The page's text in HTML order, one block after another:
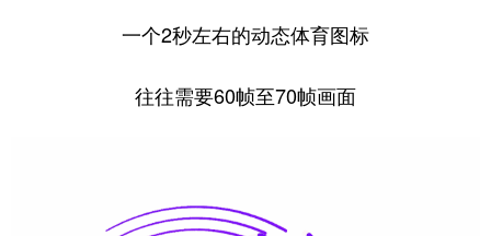
一个2秒左右的动态体育图标
往往需要60帧至70帧画面